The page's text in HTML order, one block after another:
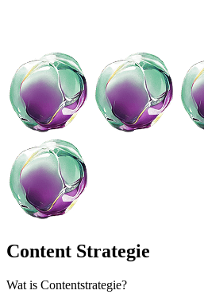
Content Strategie
Wat is Contentstrategie?